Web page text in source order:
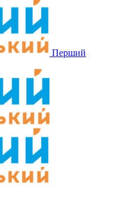
Перший